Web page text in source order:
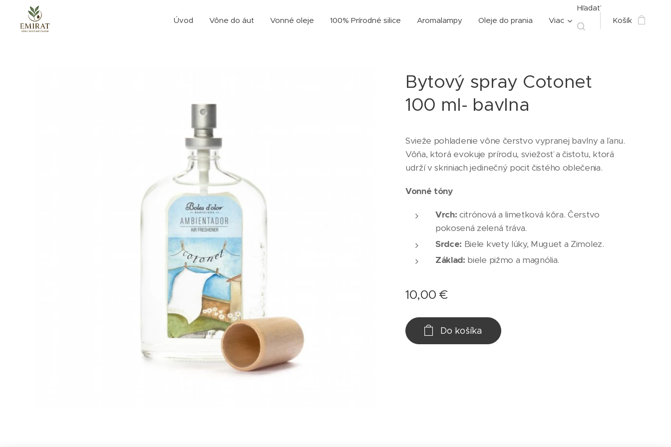
Úvod Vône do áut Vonné oleje 100% Prírodné silice Aromalampy Oleje do prania Viac
Hľadať
Košík
Bytový spray Cotonet
100 ml- bavlna
Svieže pohladenie vône čerstvo vypranej bavlny a ľanu.
Vôňa, ktorá evokuje prírodu, sviežosť a čistotu, ktorá
udrží v skriniach jedinečný pocit čistého oblečenia.
Vonné tóny
Vrch:citrónová a limetková kôra. Čerstvo
pokosená zelená tráva.
Srdce: Biele kvety lúky, Muguet a Zimolez.
Základ: biele pižmo a magnólia.
10,00 €
Do košíka